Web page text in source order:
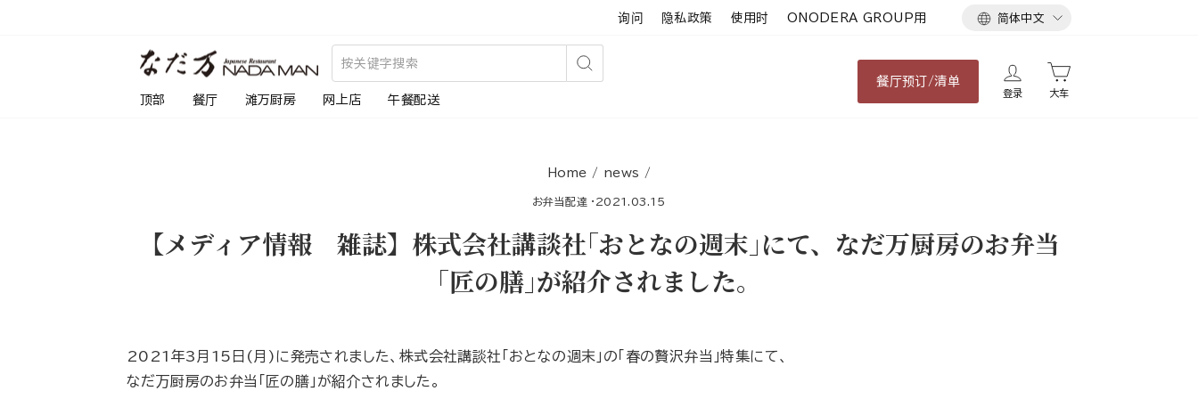
询问 隐私政策 使用时 ONODERA GROUP用
语
简体中文
搜
顶部 餐厅 滩万厨房 网上店 午餐配送
餐厅预订/清单
登录 大车
Home / news /
お弁当配達 · 2021.03.15
【メディア情報 雑誌】株式会社講談社｢おとなの週末｣にて、なだ万厨房のお弁当
｢匠の膳｣が紹介されました。
2021年3月15日(月)に発売されました、株式会社講談社｢おとなの週末｣の「春の贅沢弁当」特集にて、
なだ万厨房のお弁当｢匠の膳｣が紹介されました。